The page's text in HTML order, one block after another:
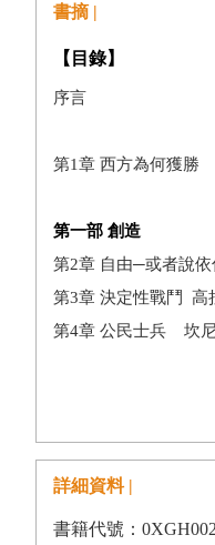
書摘 |
【目錄】
序言
第1章 西方為何獲勝
第一部 創造
第2章 自由─或者說
第3章 決定性戰鬥 高
第4章 公民士兵 坎尼
第6章 技術與理性的
第7章 市場─或資本主
詳細資料 |
書籍代號：